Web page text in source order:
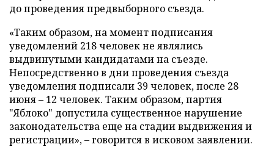
до проведения предвыборного съезда.
«Таким образом, на момент подписания
уведомлений 218 человек не являлись
выдвинутыми кандидатами на съезде.
Непосредственно в дни проведения съезда
уведомления подписали 39 человек, после 28
июня – 12 человек. Таким образом, партия
"Яблоко" допустила существенное нарушение
законодательства еще на стадии выдвижения и
регистрации», – говорится в исковом заявлении.